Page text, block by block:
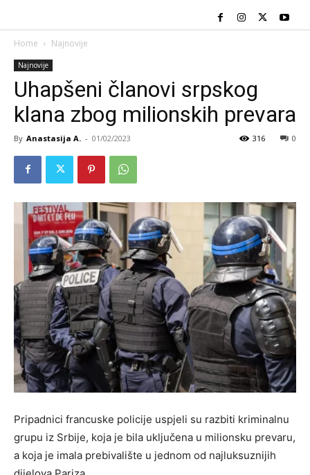
Home Najnovije
Najnovije
Uhapšeni članovi srpskog
klana zbog milionskih prevara
By Anastasija A. - 01/02/2023 0
316
Pripadnici francuske policije uspjeli su razbiti kriminalnu
grupu iz Srbije, koja je bila uključena u milionsku prevaru,
a koja je imala prebivalište u jednom od najluksuznijih